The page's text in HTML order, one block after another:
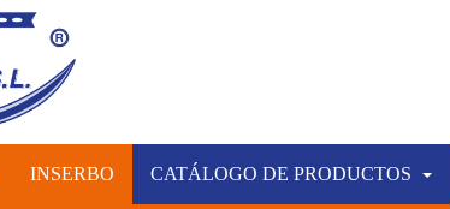
INSERBO CATÁLOGO DE PRODUCTOS